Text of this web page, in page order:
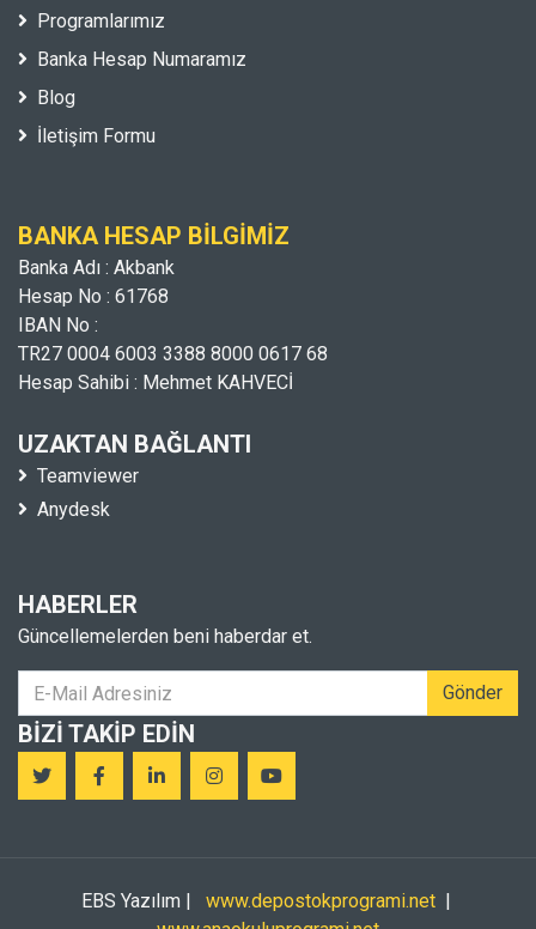
Programlarımız
Banka Hesap Numaramız
Blog
İletişim Formu
BANKA HESAP BILGIMIZ
Banka Adı : Akbank
Hesap No : 61768
IBAN No :
TR27 0004 6003 3388 8000 0617 68
Hesap Sahibi : Mehmet KAHVECİ
UZAKTAN BAĞLANTI
Teamviewer
Anydesk
HABERLER
Güncellemelerden beni haberdar et.
Gönder
BIZI TAKIP EDIN
EBS Yazılım | www.depostokprogrami.net|